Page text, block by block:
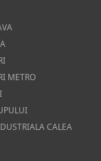
METRO
CALEA